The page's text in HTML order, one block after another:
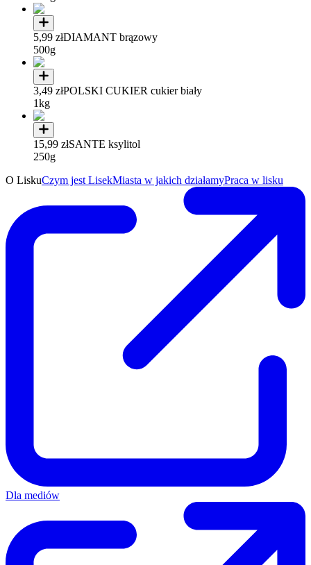
5,99 złDIAMANT brązowy
500g
3,49 złPOLSKI CUKIER cukier biały
1kg
15,99 złSANTE ksylitol
250g
O LiskuCzym jest LisekMiasta w jakich działamyPraca w lisku
Dla mediów